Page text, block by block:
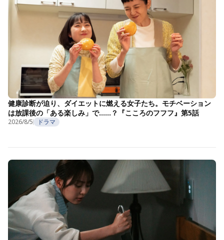
健康診断が迫り、ダイエットに燃える女子たち。モチベーション
は放課後の「ある楽しみ」で……？『こころのフフフ』第5話
2026/8/5 ドラマ